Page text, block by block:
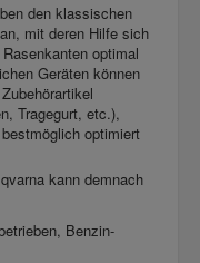
den klassischen
mit deren Hilfe sich
optimal
Geräten können
Tragegurt, etc.),
optimiert
kann demnach
Benzin-